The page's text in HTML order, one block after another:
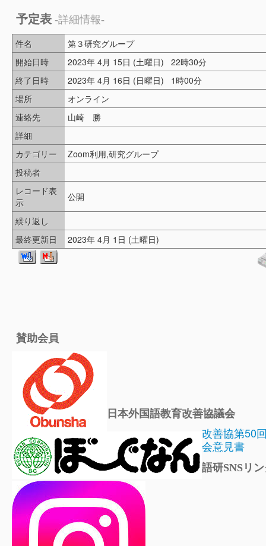
予定表 -詳細情報-
件名
第３研究グループ
開始日時
2023年 4月 15日 (土曜日) 22時30分
終了日時
2023年 4月 16日 (日曜日) 1時00分
場所
オンライン
連絡先
山崎 勝
詳細
カテゴリー
Zoom利用,研究グループ
投稿者
レコード表
示
公開
繰り返し
最終更新日
2023年 4月 1日 (土曜日)
賛助会員
日本外国語教育改善協議会
改善協第50
会意見書
語研SNSリ